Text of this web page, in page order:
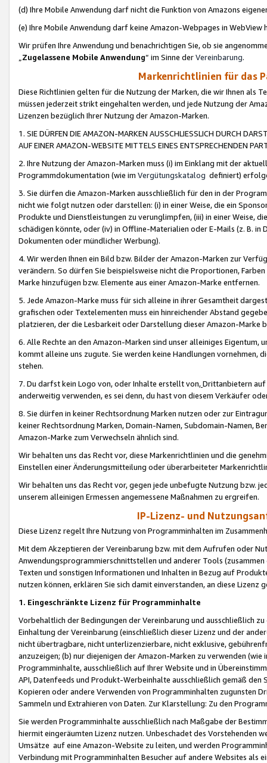
(d) Ihre Mobile Anwendung darf nicht die Funktion von Amazons
(e) Ihre Mobile Anwendung darf keine Amazon-Webpages in WebView
Wir prüfen Ihre Anwendung und benachrichtigen Sie, ob sie
„Zugelassene Mobile Anwendung“ im Sinne derVereinbarung.
Markenrichtlinien für das
Diese Richtlinien gelten für die Nutzung der Marken, die wir Ihnen als
müssen jederzeit strikt eingehalten werden, und jede Nutzung der
Lizenzen bezüglich Ihrer Nutzung der Amazon-Marken.
1. SIE DÜRFEN DIE AMAZON-MARKEN AUSSCHLIESSLICH DURCH
AUF EINER AMAZON-WEBSITE MITTELS EINES ENTSPRECHENDEN
2. Ihre Nutzung der Amazon-Marken muss (i) im Einklang mit der
Programmdokumentation (wie im Vergütungskatalog definiert)
3. Sie dürfen die Amazon-Marken ausschließlich für den in der
nicht wie folgt nutzen oder darstellen: (i) in einer Weise, die ein
Produkte und Dienstleistungen zu verunglimpfen, (iii) in einer Weise,
schädigen könnte, oder (iv) in Offline-Materialien oder E-Mails (z. B. in
Dokumenten oder mündlicher Werbung).
4. Wir werden Ihnen ein Bild bzw. Bilder der Amazon-Marken zur
verändern. So dürfen Sie beispielsweise nicht die Proportionen,
Marke hinzufügen bzw. Elemente aus einer Amazon-Marke entfernen.
5. Jede Amazon-Marke muss für sich alleine in ihrer Gesamtheit
grafischen oder Textelementen muss ein hinreichender Abstand
platzieren, der die Lesbarkeit oder Darstellung dieser Amazon-Marke
6. Alle Rechte an den Amazon-Marken sind unser alleiniges
kommt alleine uns zugute. Sie werden keine Handlungen vornehmen,
stehen.
7. Du darfst kein Logo von, oder Inhalte erstellt von,Drittanbietern auf
anderweitig verwenden, es sei denn, du hast von diesem Verkäufer
8. Sie dürfen in keiner Rechtsordnung Marken nutzen oder zur
keiner Rechtsordnung Marken, Domain-Namen, Subdomain-Namen,
Amazon-Marke zum Verwechseln ähnlich sind.
Wir behalten uns das Recht vor, diese Markenrichtlinien und die
Einstellen einer Änderungsmitteilung oder überarbeiteter
Wir behalten uns das Recht vor, gegen jede unbefugte Nutzung bzw.
unserem alleinigen Ermessen angemessene Maßnahmen zu ergreifen.
IP-Lizenz- und
Diese Lizenz regelt Ihre Nutzung von Programminhalten im
Mit dem Akzeptieren der Vereinbarung bzw. mit dem Aufrufen oder
Anwendungsprogrammierschnittstellen und anderer Tools (zusammen
Texten und sonstigen Informationen und Inhalten in Bezug auf
nutzen können, erklären Sie sich damit einverstanden, an diese Lizenz
1. Eingeschränkte Lizenz für Programminhalte
Vorbehaltlich der Bedingungen der Vereinbarung und ausschließlich
Einhaltung der Vereinbarung (einschließlich dieser Lizenz und der
nicht übertragbare, nicht unterlizenzierbare, nicht exklusive,
anzuzeigen; (b) nur diejenigen der Amazon-Marken zu verwenden
Programminhalte, ausschließlich auf Ihrer Website und in
API, Datenfeeds und Produkt-Werbeinhalte ausschließlich gemäß
Kopieren oder andere Verwenden von Programminhalten zugunsten
Sammeln und Extrahieren von Daten. Zur Klarstellung: Zu den
Sie werden Programminhalte ausschließlich nach Maßgabe der
hiermit eingeräumten Lizenz nutzen. Unbeschadet des Vorstehenden
Umsätze auf eine Amazon-Website zu leiten, und werden
Verbindung mit Programminhalten Besucher auf andere Websites als